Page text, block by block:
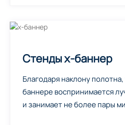
Стенды х-баннер
Благодаря наклону
баннере воспринимается
и занимает не более пары